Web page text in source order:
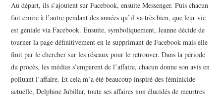
Au départ, ils s’ajoutent sur Facebook, ensuite Messenger. Puis chacun
fait croire à l’autre pendant des années qu’il va très bien, que leur vie
est géniale via Facebook. Ensuite, symboliquement, Jeanne décide de
tourner la page définitivement en le supprimant de Facebook mais elle
finit par le chercher sur les réseaux pour le retrouver. Dans la période
du procès, les médias s’emparent de l’affaire, chacun donne son avis en
polluant l’affaire. Et cela m’a été beaucoup inspiré des féminicide
actuelle, Delphine Jubillar, toute ses affaires non élucidés de meurtres